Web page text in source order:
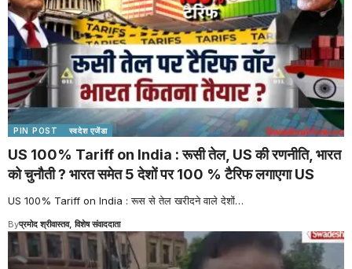
PIN POST स्वदेश एजेंडा
US 100% Tariff on India : रूसी तेल, US की रणनीति, भारत
को चुनौती ? भारत समेत 5 देशों पर 100 % टैरिफ लगाएगा US
US 100% Tariff on India : रूस से तेल खरीदने वाले देशों…
Byप्रमोद श्रीवास्तव, विशेष संवाददाता